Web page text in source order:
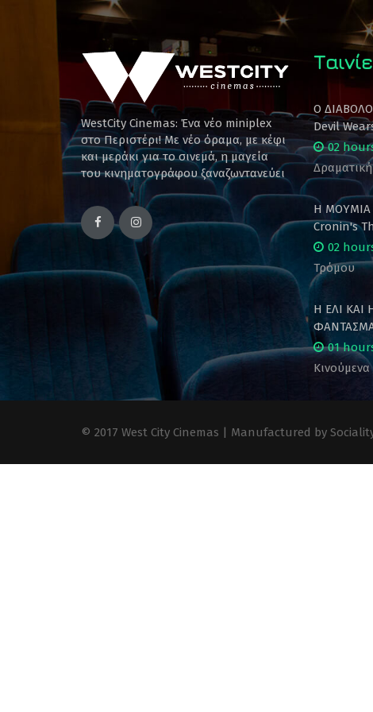
WestCity Cinemas: Ένα νέο miniplex
στο Περιστέρι! Mε νέο όραμα, με κέφι
και μεράκι για το σινεμά, η μαγεία
του κινηματογράφου ξαναζωντανεύει
Ο
Devil
02
Η ΜΟΥΜΙΑ
Cronin's
02
Τρόμου
Η ΕΛΙ ΚΑΙ
01
Κινούμενα
© 2017 West City Cinemas | Manufactured by